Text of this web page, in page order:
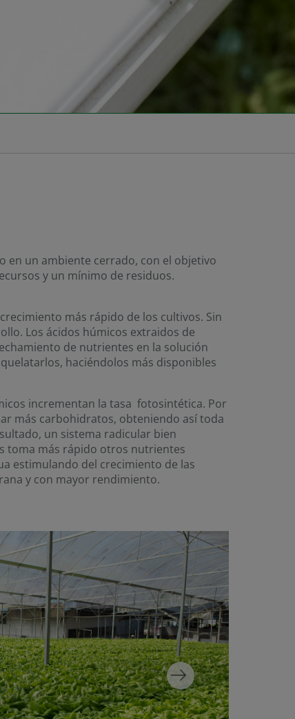
en un ambiente cerrado, con el objetivo
y un mínimo de residuos.
más rápido de los cultivos. Sin
Los ácidos húmicos extraidos de
de nutrientes en la solución
haciéndolos más disponibles
incrementan la tasa fotosintética. Por
más carbohidratos, obteniendo así toda
un sistema radicular bien
toma más rápido otros nutrientes
estimulando del crecimiento de las
y con mayor rendimiento.